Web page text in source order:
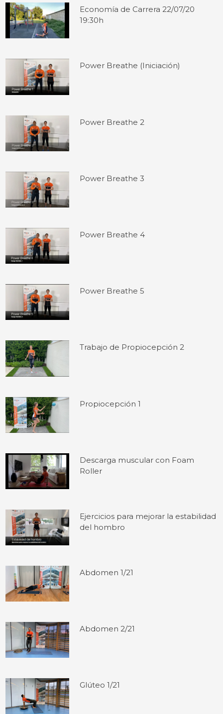
Economía de Carrera 22/07/20
19:30h
Power Breathe (Iniciación)
Power Breathe 2
Power Breathe 3
Power Breathe 4
Power Breathe 5
Trabajo de Propiocepción 2
Propiocepción 1
Descarga muscular con Foam
Roller
Ejercicios para mejorar la estabilidad
del hombro
Abdomen 1/21
Abdomen 2/21
Glúteo 1/21